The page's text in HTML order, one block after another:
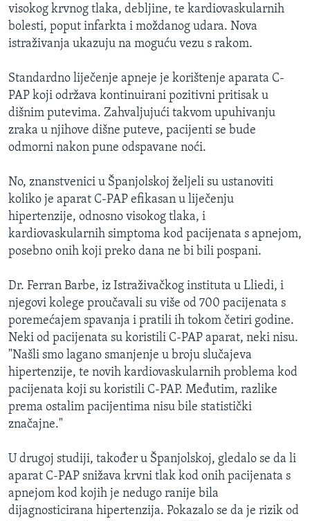
visokog krvnog tlaka, debljine, te kardiovaskularnih
bolesti, poput infarkta i moždanog udara. Nova
istraživanja ukazuju na moguću vezu s rakom.
Standardno liječenje apneje je korištenje aparata C-
PAP koji održava kontinuirani pozitivni pritisak u
dišnim putevima. Zahvaljujući takvom upuhivanju
zraka u njihove dišne puteve, pacijenti se bude
odmorni nakon pune odspavane noći.
No, znanstvenici u Španjolskoj željeli su ustanoviti
koliko je aparat C-PAP efikasan u liječenju
hipertenzije, odnosno visokog tlaka, i
kardiovaskularnih simptoma kod pacijenata s apnejom,
posebno onih koji preko dana ne bi bili pospani.
Dr. Ferran Barbe, iz Istraživačkog instituta u Lliedi, i
njegovi kolege proučavali su više od 700 pacijenata s
poremećajem spavanja i pratili ih tokom četiri godine.
Neki od pacijenata su koristili C-PAP aparat, neki nisu.
"Našli smo lagano smanjenje u broju slučajeva
hipertenzije, te novih kardiovaskularnih problema kod
pacijenata koji su koristili C-PAP. Međutim, razlike
prema ostalim pacijentima nisu bile statistički
značajne."
U drugoj studiji, također u Španjolskoj, gledalo se da li
aparat C-PAP snižava krvni tlak kod onih pacijenata s
apnejom kod kojih je nedugo ranije bila
dijagnosticirana hipertenzija. Pokazalo se da je rizik od